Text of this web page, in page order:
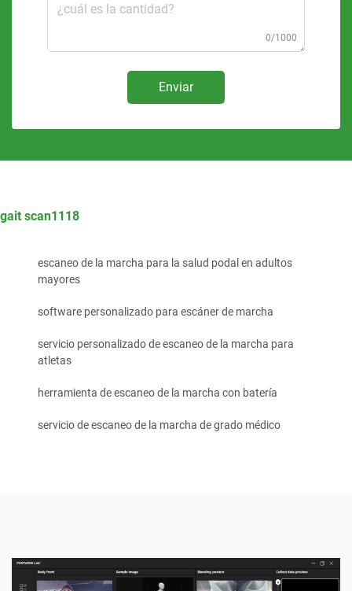
0/1000
Enviar
gait scan1118
escaneo de la marcha para la salud podal en adultos
mayores
software personalizado para escáner de marcha
servicio personalizado de escaneo de la marcha para
atletas
herramienta de escaneo de la marcha con batería
servicio de escaneo de la marcha de grado médico